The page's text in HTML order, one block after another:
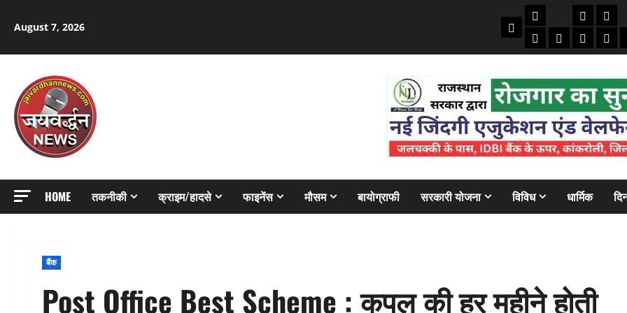
August 7, 2026 Home
तकनीकी
ऑटो
मोबाइल
क्राइम/
अजबबैंक
HOME तकनीकी क्राइम/हादसे फाइनेंस मौसम बायोग्राफी सरकारी योजना विविध धार्मिक
बैंक
Post Office Best Scheme : कपल की हर महीने होती